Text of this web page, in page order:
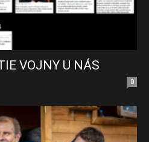
VOJNY U NÁS
0